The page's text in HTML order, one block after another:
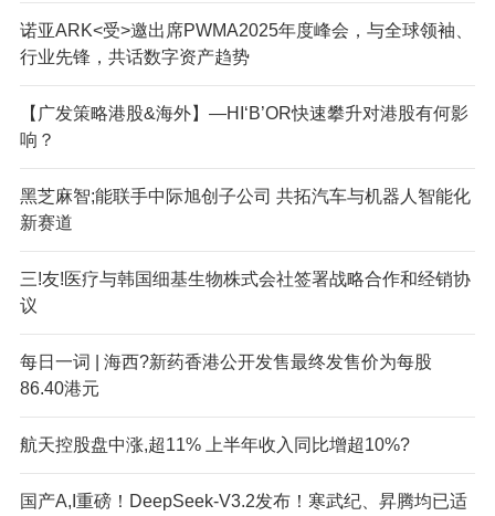
诺亚ARK<受>邀出席PWMA2025年度峰会，与全球领袖、
行业先锋，共话数字资产趋势
【广发策略港股&海外】—HI‘B’OR快速攀升对港股有何影
响？
黑芝麻智;能联手中际旭创子公司 共拓汽车与机器人智能化
新赛道
三!友!医疗与韩国细基生物株式会社签署战略合作和经销协
议
每日一词 | 海西?新药香港公开发售最终发售价为每股
86.40港元
航天控股盘中涨,超11% 上半年收入同比增超10%?
国产A,I重磅！DeepSeek-V3.2发布！寒武纪、昇腾均已适